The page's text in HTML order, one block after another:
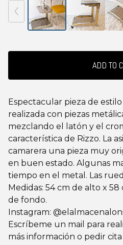
ADD TO
Espectacular pieza de
realizada con piezas
mezclando el latón y el
característica de Rizzo. La
camarera una pieza muy
en buen estado. Algunas
tiempo en el metal. Las
Medidas: 54 cm de alto x
de fondo.
Instagram:
Escríbeme un mail para
más información o pedir